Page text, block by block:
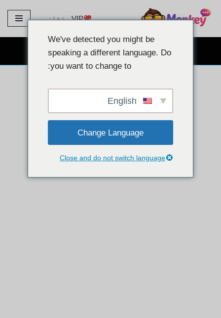
مواد
پر
VIP ماڈلز
مفت ویب کیم چیٹ
We've detected you might be
speaking a different language. Do
you want to change to:
Change Language
Close and do not switch language